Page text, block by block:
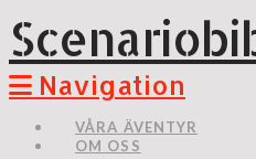
Navigation
VÅRA ÄVENTYR
OM OSS